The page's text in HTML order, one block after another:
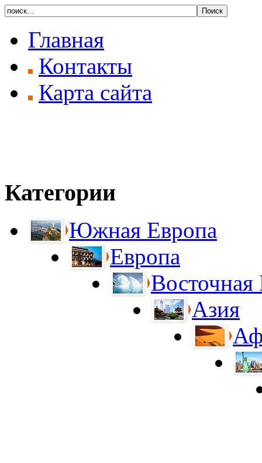
Главная
Контакты
Карта сайта
Категории
Южная Европа
Европа
Восточная
Азия